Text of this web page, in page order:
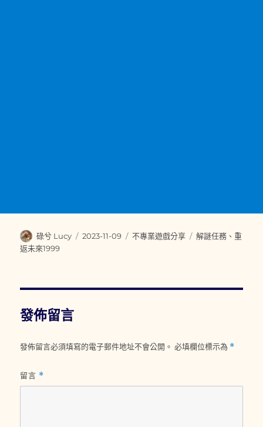
作
者
碌兮 Lucy
發
2023-11-09
分
不專業遊戲分享
標
解謎任務 、重
返未來1999
發佈留言
發佈留言必須填寫的電子郵件地址不會公開。 必填欄位標示為 *
留言 *